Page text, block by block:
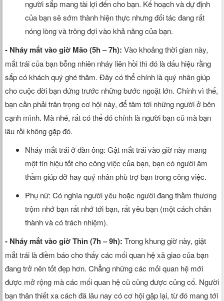
người sắp mang tài lợi đến cho bạn. Kế hoạch và dự định
của bạn sẽ sớm thành hiện thực nhưng đối tác đang rất
nóng lòng và trông đợi vào khả năng của bạn.
- Nháy mắt vào giờ Mão (5h – 7h): Vào khoảng thời gian này,
mắt trái của bạn bỗng nhiên nháy liên hồi thì đó là dấu hiệu rằng
sắp có khách quý ghé thăm. Đây có thể chính là quý nhân giúp
cho cuộc đời bạn đứng trước những bước ngoặt lớn. Chính vì thế,
bạn cần phải trân trọng cơ hội này, để tâm tới những người ở bên
cạnh mình. Mà nhé, rất có thể đó chính là người bạn cũ mà bạn
lâu rồi không gặp đó.
Nháy mắt trái ở đàn ông: Gật mắt trái vào giờ này mang
một tín hiệu tốt cho công việc của bạn, bạn có người âm
thầm giúp đỡ hay quý nhân phù trợ bạn trong công việc.
Phụ nữ: Có nghĩa người yêu hoặc người đang thầm thương
trộm nhớ bạn rất nhớ tới bạn, rất yêu bạn (một cách chân
thành và có trách nhiệm).
- Nháy mắt vào giờ Thìn (7h – 9h): Trong khung giờ này, giật
mắt trái là điềm báo cho thấy các mối quan hệ xã giao của bạn
đang trở nên tốt đẹp hơn. Chẳng những các mối quan hệ mới
được mở rộng mà các mối quan hệ cũ cũng được củng cố. Người
bạn thân thiết xa cách đã lâu nay có cơ hội gặp lại, từ đó mang tới